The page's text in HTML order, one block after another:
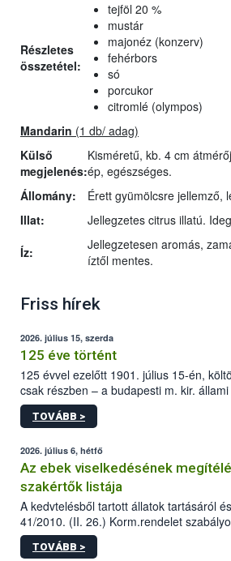
Részletes
összetétel:
tejföl 20 %
mustár
majonéz (konzerv)
fehérbors
só
porcukor
citromlé (olympos)
Mandarin (1 db/ adag)
Külső
megjelenés:
Kisméretű, kb. 4 cm
ép, egészséges.
Állomány:
Érett gyümölcsre jellemző,
Illat:
Jellegzetes citrus illatú.
Íz:
Jellegzetesen aromás,
íztől mentes.
Friss hírek
2026. július 15, szerda
125 éve történt
125 évvel ezelőtt 1901. július 15-én,
csak részben – a budapesti m. kir.
állomás a Kis Rókus utca 15. szám alatti,
tervezett új épületébe.
TOVÁBB >
2026. július 6, hétfő
Az ebek viselkedésének
szakértők listája
A kedvtelésből tartott állatok tartásáról
41/2010. (II. 26.) Korm.rendelet
sérülés, illetve ennek veszélye
hatósági feladatokat, valamint a
TOVÁBB >